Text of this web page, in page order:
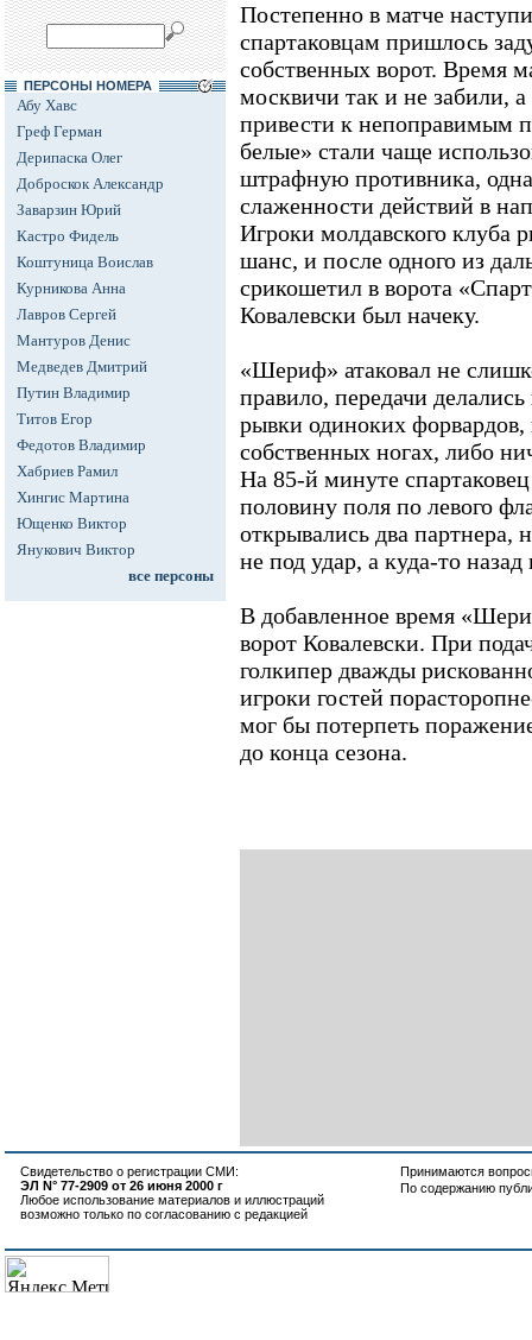
ПЕРСОНЫ НОМЕРА
Абу Хавс
Греф Герман
Дерипаска Олег
Доброскок Александр
Заварзин Юрий
Кастро Фидель
Коштуница Воислав
Курникова Анна
Лавров Сергей
Мантуров Денис
Медведев Дмитрий
Путин Владимир
Титов Егор
Федотов Владимир
Хабриев Рамил
Хингис Мартина
Ющенко Виктор
Янукович Виктор
все персоны
Постепенно в матче
спартаковцам пришлось
собственных ворот. Время
москвичи так и не забили,
привести к непоправимым
белые» стали чаще
штрафную противника,
слаженности действий в
Игроки молдавского клуба
шанс, и после одного из
срикошетил в ворота
Ковалевски был начеку.
«Шериф» атаковал не
правило, передачи
рывки одиноких форвардов,
собственных ногах, либо
На 85-й минуте
половину поля по левого
открывались два партнера,
не под удар, а куда-то
В добавленное время
ворот Ковалевски. При
голкипер дважды
игроки гостей
мог бы потерпеть
до конца сезона.
Свидетельство о регистрации СМИ:
ЭЛ N° 77-2909 от 26 июня 2000 г
Любое использование материалов и иллюстраций
возможно только по согласованию с редакцией
Принимаются
По содержанию